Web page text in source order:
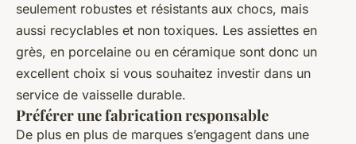
seulement robustes et résistants aux chocs, mais
aussi recyclables et non toxiques. Les assiettes en
grès, en porcelaine ou en céramique sont donc un
excellent choix si vous souhaitez investir dans un
service de vaisselle durable.
Préférer une fabrication responsable
De plus en plus de marques s’engagent dans une